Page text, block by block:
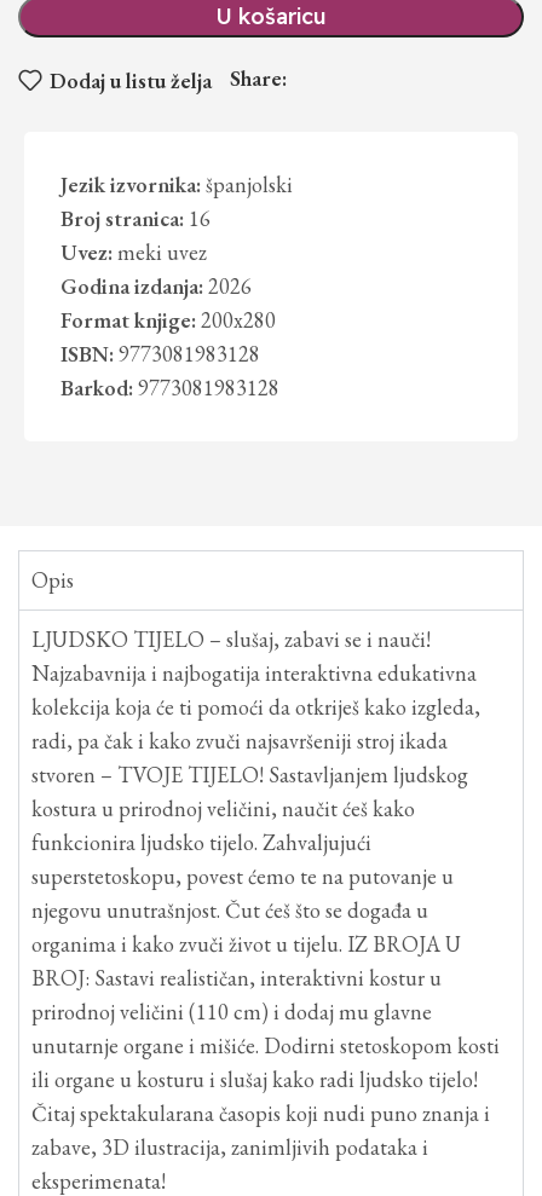
U košaricu
Dodaj u listu želja Share:
Jezik izvornika: španjolski
Broj stranica: 16
Uvez: meki uvez
Godina izdanja: 2026
Format knjige: 200x280
ISBN: 9773081983128
Barkod: 9773081983128
Opis
LJUDSKO TIJELO – slušaj, zabavi se i nauči!
Najzabavnija i najbogatija interaktivna edukativna
kolekcija koja će ti pomoći da otkriješ kako izgleda,
radi, pa čak i kako zvuči najsavršeniji stroj ikada
stvoren – TVOJE TIJELO! Sastavljanjem ljudskog
kostura u prirodnoj veličini, naučit ćeš kako
funkcionira ljudsko tijelo. Zahvaljujući
superstetoskopu, povest ćemo te na putovanje u
njegovu unutrašnjost. Čut ćeš što se događa u
organima i kako zvuči život u tijelu. IZ BROJA U
BROJ: Sastavi realističan, interaktivni kostur u
prirodnoj veličini (110 cm) i dodaj mu glavne
unutarnje organe i mišiće. Dodirni stetoskopom kosti
ili organe u kosturu i slušaj kako radi ljudsko tijelo!
Čitaj spektakularana časopis koji nudi puno znanja i
zabave, 3D ilustracija, zanimljivih podataka i
eksperimenata!